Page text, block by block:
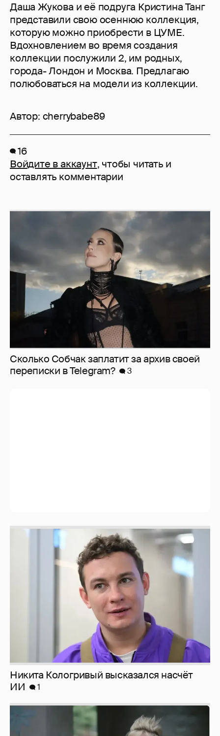
Даша Жукова и её подруга Кристина Танг
представили свою осеннюю коллекция,
которую можно приобрести в ЦУМЕ.
Вдохновлением во время создания
коллекции послужили 2, им родных,
города- Лондон и Москва. Предлагаю
полюбоваться на модели из коллекции.
Автор: cherrybabe89
16
Войдите в аккаунт, чтобы читать и
оставлять комментарии
Сколько Собчак заплатит за архив своей
перeписки в Telegram?
3
Никита Кологривый высказался насчёт
Певица Глюкоза рассказала о съёмках для